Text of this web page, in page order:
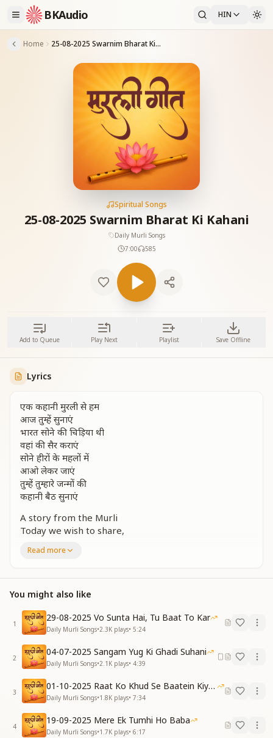
BKAudio HIN
Home 25-08-2025 Swarnim Bharat Ki Kahani
Spiritual Songs
25-08-2025 Swarnim Bharat Ki Kahani
Daily Murli Songs
7:00
585
Add to Queue Play Next Playlist Save Offline
Lyrics
एक कहानी मुरली से हम
आज तुम्हें सुनाएं
भारत सोने की चिड़िया थी
वहां की सैर कराएं
सोने हीरों के महलों में
आओ लेकर जाएं
तुम्हें तुम्हारे जन्मों की
कहानी बैठ सुनाएं
A story from the Murli
Today we wish to share,
Come, let us take you there.
Come, let us gently guide,
To hear the story of your births,
While sitting by your side.
VERSE 1
एक धर्म और एक राज्य का
स्वर्णिम भारत प्यारा था
बारां सौ पचास वर्ष का
सतयुग का नज़ारा था
लक्ष्मी नारायण का राज्य
दुनिया में उजियारा था
शिव बाबा की सुंदर रचना
स्वर्णिम भारत प्यारा था
Read more
You might also like
1
29-08-2025 Vo Sunta Hai, Tu Baat To Kar
Daily Murli Songs•2.3K plays• 5:24
2
04-07-2025 Sangam Yug Ki Ghadi Suhani
Daily Murli Songs•2.1K plays• 4:39
3
01-10-2025 Raat Ko Khud Se Baatein Kiya Kijiye
Daily Murli Songs•1.8K plays• 7:34
4
19-09-2025 Mere Ek Tumhi Ho Baba
Daily Murli Songs•1.7K plays• 6:17